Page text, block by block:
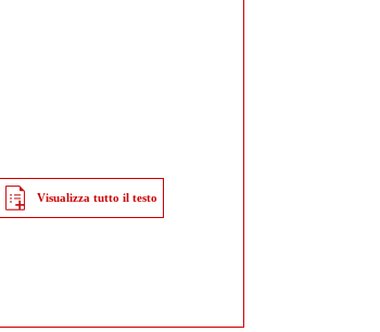
Visualizza tutto il testo